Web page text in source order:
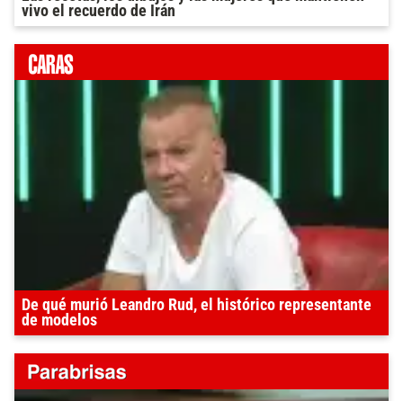
vivo el recuerdo de Irán
De qué murió Leandro Rud, el histórico representante
de modelos